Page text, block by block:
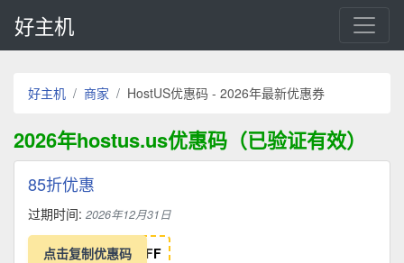
好主机
好主机 商家 HostUS优惠码 - 2026年最新优惠券
2026年hostus.us优惠码（已验证有效）
85折优惠
过期时间: 2026年12月31日
点击复制优惠码 FF